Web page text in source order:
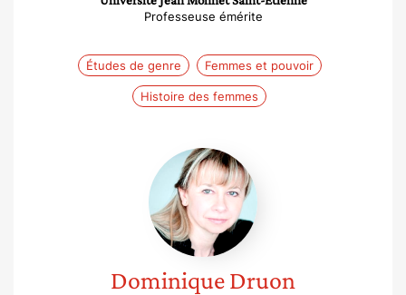
Professeuse émérite
Études de genre Femmes et pouvoir
Histoire des femmes
Dominique
Druon
DominiqueDruon